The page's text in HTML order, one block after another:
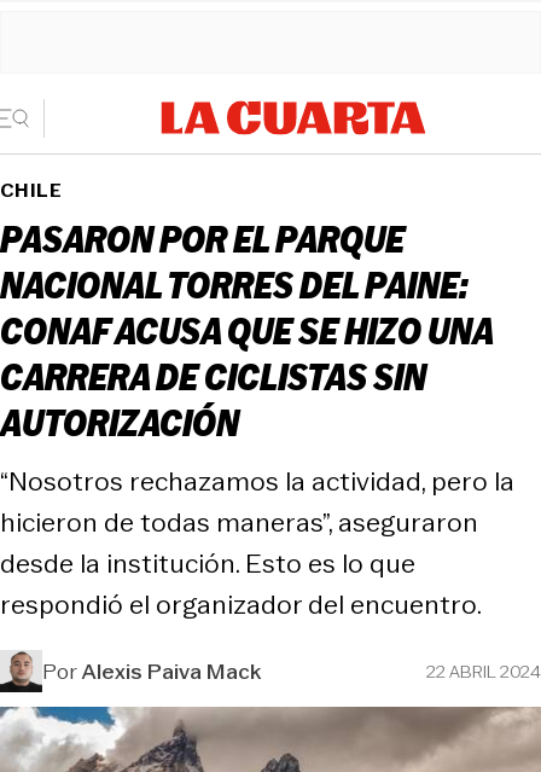
CHILE
PASARON POR EL PARQUE
NACIONAL TORRES DEL PAINE:
CONAF ACUSA QUE SE HIZO UNA
CARRERA DE CICLISTAS SIN
AUTORIZACIÓN
“Nosotros rechazamos la actividad, pero la
hicieron de todas maneras”, aseguraron
desde la institución. Esto es lo que
respondió el organizador del encuentro.
PorAlexis Paiva Mack 22 ABRIL 2024